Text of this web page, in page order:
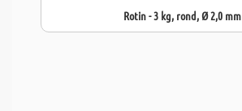
Rotin - 3 kg, rond, Ø 2,0 mm